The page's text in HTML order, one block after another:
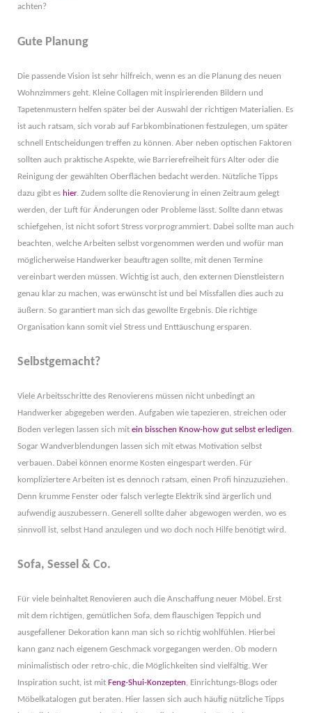
achten?
Gute Planung
Die passende Vision ist sehr hilfreich, wenn es an die Planung des neuen
Wohnzimmers geht. Kleine Collagen mit inspirierenden Bildern und
Tapetenmustern helfen später bei der Auswahl der richtigen Materialien. Es
ist auch ratsam, sich vorab auf Farbkombinationen festzulegen, um später
schnell Entscheidungen treffen zu können. Aber neben optischen Faktoren
sollten auch praktische Aspekte, wie Barrierefreiheit fürs Alter oder die
Reinigung der gewählten Oberflächen bedacht werden. Nützliche Tipps
dazu gibt es hier. Zudem sollte die Renovierung in einen Zeitraum gelegt
werden, der Luft für Änderungen oder Probleme lässt. Sollte dann etwas
schiefgehen, ist nicht sofort Stress vorprogrammiert. Dabei sollte man auch
beachten, welche Arbeiten selbst vorgenommen werden und wofür man
möglicherweise Handwerker beauftragen sollte, mit denen Termine
vereinbart werden müssen. Wichtig ist auch, den externen Dienstleistern
genau klar zu machen, was erwünscht ist und bei Missfallen dies auch zu
äußern. So garantiert man sich das gewollte Ergebnis. Die richtige
Organisation kann somit viel Stress und Enttäuschung ersparen.
Selbstgemacht?
Viele Arbeitsschritte des Renovierens müssen nicht unbedingt an
Handwerker abgegeben werden. Aufgaben wie tapezieren, streichen oder
Boden verlegen lassen sich mit ein bisschen Know-how gut selbst erledigen.
Sogar Wandverblendungen lassen sich mit etwas Motivation selbst
verbauen. Dabei können enorme Kosten eingespart werden. Für
kompliziertere Arbeiten ist es dennoch ratsam, einen Profi hinzuzuziehen.
Denn krumme Fenster oder falsch verlegte Elektrik sind ärgerlich und
aufwendig auszubessern. Generell sollte daher abgewogen werden, wo es
sinnvoll ist, selbst Hand anzulegen und wo doch noch Hilfe benötigt wird.
Sofa, Sessel & Co.
Für viele beinhaltet Renovieren auch die Anschaffung neuer Möbel. Erst
mit dem richtigen, gemütlichen Sofa, dem flauschigen Teppich und
ausgefallener Dekoration kann man sich so richtig wohlfühlen. Hierbei
kann ganz nach eigenem Geschmack vorgegangen werden. Ob modern
minimalistisch oder retro-chic, die Möglichkeiten sind vielfältig. Wer
Inspiration sucht, ist mit Feng-Shui-Konzepten, Einrichtungs-Blogs oder
Möbelkatalogen gut beraten. Hier lassen sich auch häufig nützliche Tipps